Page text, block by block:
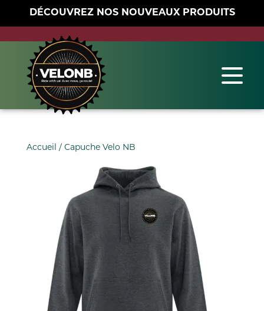
DÉCOUVREZ NOS NOUVEAUX PRODUITS
Accueil / Capuche Velo NB